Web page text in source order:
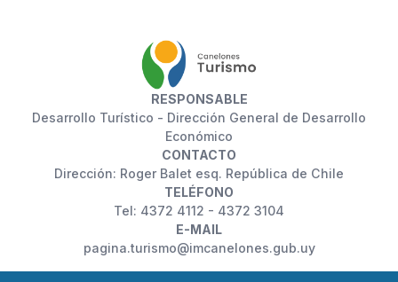
RESPONSABLE
Desarrollo Turístico - Dirección General de Desarrollo
Económico
CONTACTO
Dirección: Roger Balet esq. República de Chile
TELÉFONO
Tel: 4372 4112 - 4372 3104
E-MAIL
pagina.turismo@imcanelones.gub.uy